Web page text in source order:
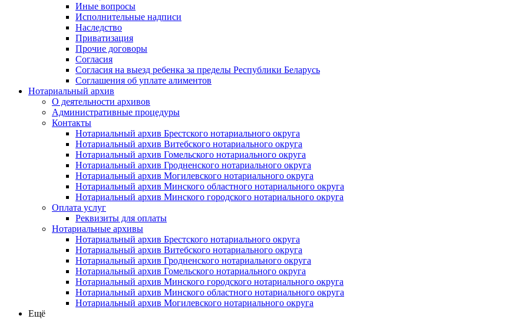
Иные вопросы
Исполнительные надписи
Наследство
Приватизация
Прочие договоры
Согласия
Согласия на выезд ребенка за пределы Республики Беларусь
Соглашения об уплате алиментов
Нотариальный архив
О деятельности архивов
Административные процедуры
Контакты
Нотариальный архив Брестского нотариального округа
Нотариальный архив Витебского нотариального округа
Нотариальный архив Гомельского нотариального округа
Нотариальный архив Гродненского нотариального округа
Нотариальный архив Могилевского нотариального округа
Нотариальный архив Минского областного нотариального округа
Нотариальный архив Минского городского нотариального округа
Оплата услуг
Реквизиты для оплаты
Нотариальные архивы
Нотариальный архив Брестского нотариального округа
Нотариальный архив Витебского нотариального округа
Нотариальный архив Гродненского нотариального округа
Нотариальный архив Гомельского нотариального округа
Нотариальный архив Минского городского нотариального округа
Нотариальный архив Минского областного нотариального округа
Нотариальный архив Могилевского нотариального округа
Ещё